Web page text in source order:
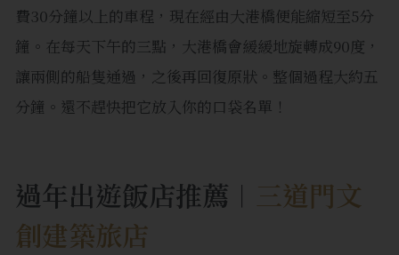
費30分鐘以上的車程，現在經由大港橋便能縮短至5分
鐘。在每天下午的三點，大港橋會緩緩地旋轉成90度，
讓兩側的船隻通過，之後再回復原狀。整個過程大約五
分鐘。還不趕快把它放入你的口袋名單！
過年出遊飯店推薦︱ 三道門文
創建築旅店